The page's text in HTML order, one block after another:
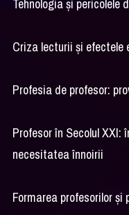
Tehnologia și pericolele
Criza lecturii și efectele
Profesia de profesor:
Profesor în Secolul
necesitatea înnoirii
Formarea profesorilor